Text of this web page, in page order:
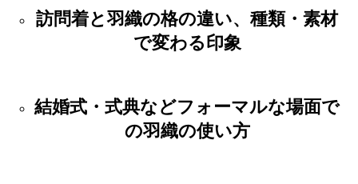
訪問着と羽織の格の違い、種類・素材
で変わる印象
結婚式・式典などフォーマルな場面で
の羽織の使い方